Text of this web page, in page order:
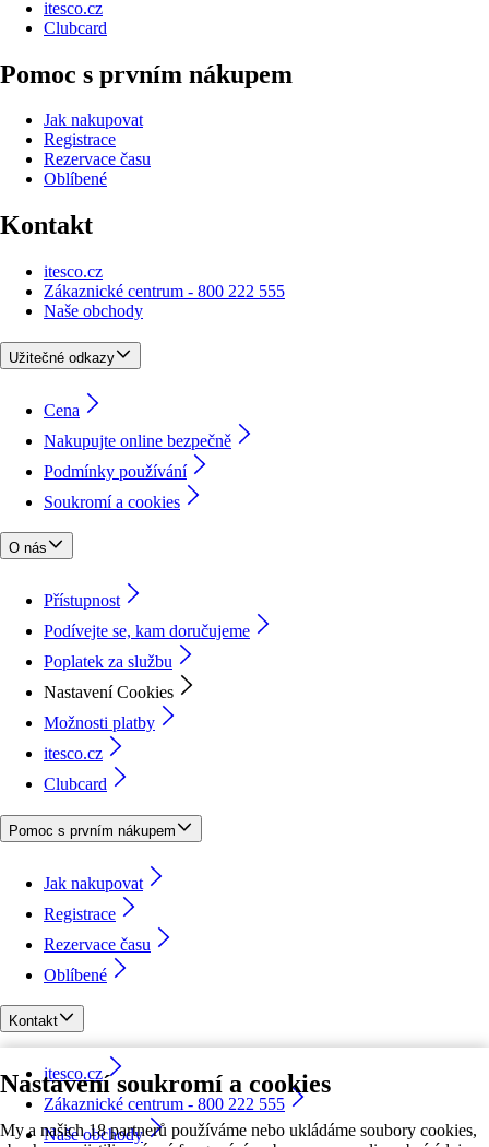
Nastavení soukromí a cookies
My a našich 18 partnerů používáme nebo ukládáme soubory cookies,
itesco.cz
Clubcard
Pomoc s prvním nákupem
Jak nakupovat
Registrace
Rezervace času
Oblíbené
Kontakt
itesco.cz
Zákaznické centrum - 800 222 555
Naše obchody
Užitečné odkazy
Cena
Nakupujte online bezpečně
Podmínky používání
Soukromí a cookies
O nás
Přístupnost
Podívejte se, kam doručujeme
Poplatek za službu
Nastavení Cookies
Možnosti platby
itesco.cz
Clubcard
Pomoc s prvním nákupem
Jak nakupovat
Registrace
Rezervace času
Oblíbené
Kontakt
itesco.cz
Zákaznické centrum - 800 222 555
Naše obchody